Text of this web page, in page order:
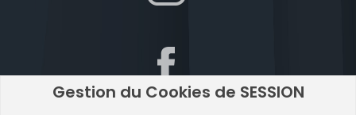
Gestion du Cookies de SESSION